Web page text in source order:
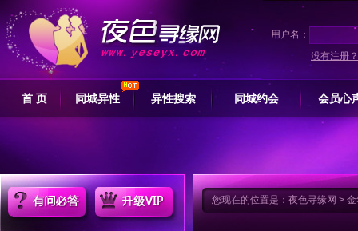
用户名：
没有注册？
首 页 同城异性 异性搜索 同城约会 会员心
您现在的位置是： 夜色寻缘网 >